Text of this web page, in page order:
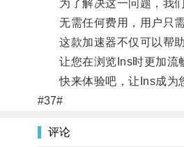
为了解决这一问题，我们
无需任何费用，用户只需
这款加速器不仅可以帮助
让您在浏览Ins时更加流畅
快来体验吧，让Ins成为您
#37#
评论